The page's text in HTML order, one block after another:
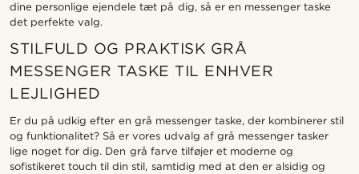
dine personlige ejendele tæt på dig, så er en messenger taske
det perfekte valg.
STILFULD OG PRAKTISK GRÅ
MESSENGER TASKE TIL ENHVER
LEJLIGHED
Er du på udkig efter en grå messenger taske, der kombinerer stil
og funktionalitet? Så er vores udvalg af grå messenger tasker
lige noget for dig. Den grå farve tilføjer et moderne og
sofistikeret touch til din stil, samtidig med at den er alsidig og